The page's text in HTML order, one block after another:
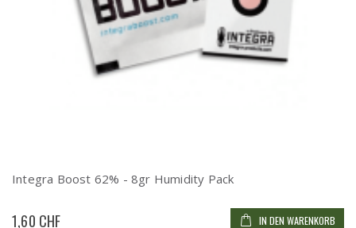
Integra Boost 62% - 8gr Humidity Pack
1,60 CHF IN DEN WARENKORB